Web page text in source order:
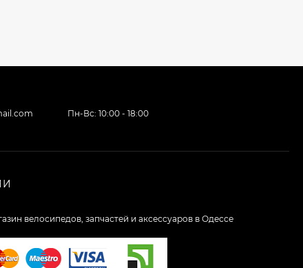
Пн-Вс: 10:00 - 18:00
велосипедов, запчастей и аксессуаров в Одессе